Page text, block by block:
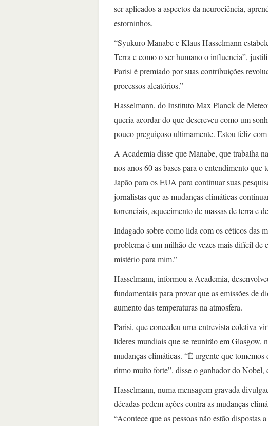
ser aplicados a aspectos da neurociência,
estorninhos.
“Syukuro Manabe e Klaus Hasselmann
Terra e como o ser humano o influencia”,
Parisi é premiado por suas contribuições
processos aleatórios.”
Hasselmann, do Instituto Max Planck de
queria acordar do que descreveu como um
pouco preguiçoso ultimamente. Estou feliz
A Academia disse que Manabe, que trabalha
nos anos 60 as bases para o entendimento
Japão para os EUA para continuar suas
jornalistas que as mudanças climáticas
torrenciais, aquecimento de massas de terra e
Indagado sobre como lida com os céticos das
problema é um milhão de vezes mais difícil de
mistério para mim.”
Hasselmann, informou a Academia,
fundamentais para provar que as emissões de
aumento das temperaturas na atmosfera.
Parisi, que concedeu uma entrevista coletiva
líderes mundiais que se reunirão em Glasgow,
mudanças climáticas. “É urgente que
ritmo muito forte”, disse o ganhador do Nobel,
Hasselmann, numa mensagem gravada
décadas pedem ações contra as mudanças
“Acontece que as pessoas não estão